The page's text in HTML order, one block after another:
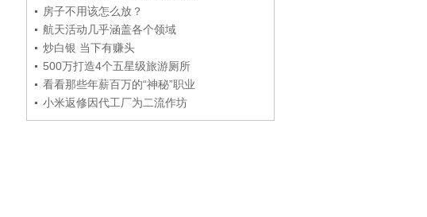
房子不用该怎么放？
航天活动几乎涵盖各个领域
炒白银 当下有赚头
500万打造4个五星级旅游厕所
看看那些年薪百万的“神秘”职业
小米返修因代工厂为二流作坊